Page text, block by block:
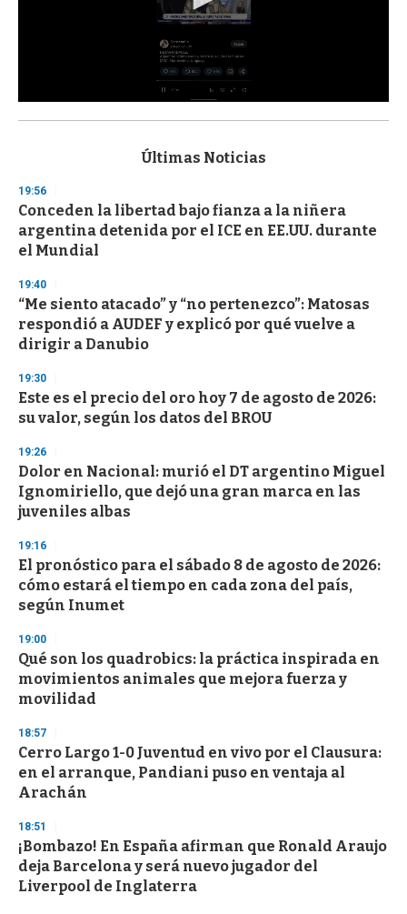
s
d
s
o
f
3
s
e
o
n
Últimas Noticias
19:56
Conceden la libertad bajo fianza a la niñera
argentina detenida por el ICE en EE.UU. durante
el Mundial
19:40
“Me siento atacado” y “no pertenezco”: Matosas
respondió a AUDEF y explicó por qué vuelve a
dirigir a Danubio
19:30
Este es el precio del oro hoy 7 de agosto de 2026:
su valor, según los datos del BROU
19:26
Dolor en Nacional: murió el DT argentino Miguel
Ignomiriello, que dejó una gran marca en las
juveniles albas
19:16
El pronóstico para el sábado 8 de agosto de 2026:
cómo estará el tiempo en cada zona del país,
según Inumet
19:00
Qué son los quadrobics: la práctica inspirada en
movimientos animales que mejora fuerza y
movilidad
18:57
Cerro Largo 1-0 Juventud en vivo por el Clausura:
en el arranque, Pandiani puso en ventaja al
Arachán
18:51
¡Bombazo! En España afirman que Ronald Araujo
deja Barcelona y será nuevo jugador del
Liverpool de Inglaterra